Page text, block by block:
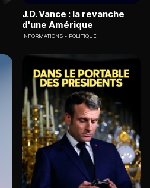
J.D. Vance : la revanche
d'une Amérique
INFORMATIONS POLITIQUE